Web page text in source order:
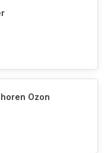
Ozon